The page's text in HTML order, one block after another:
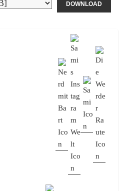
DOWNLOAD